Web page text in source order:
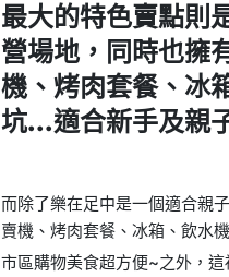
最大的特色賣點則
營場地，同時也擁
機、烤肉套餐、冰
坑...適合新手及親
而除了樂在足中是一個適合親
賣機、烤肉套餐、冰箱、飲水
市區購物美食超方便~之外，這